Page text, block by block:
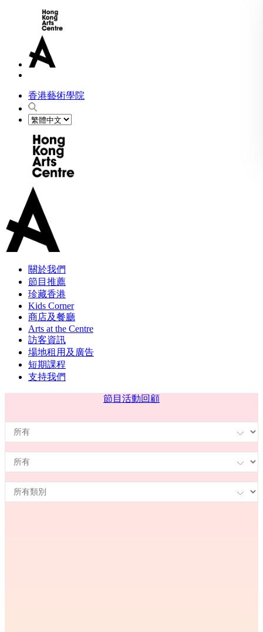
香港藝術學院
關於我們
節目推薦
珍藏香港
Kids Corner
商店及餐廳
Arts at the Centre
訪客資訊
場地租用及廣告
短期課程
支持我們
節目 活動回顧